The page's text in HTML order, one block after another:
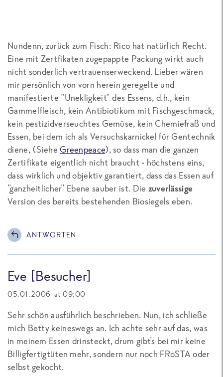
Nundenn, zurück zum Fisch: Rico hat natürlich Recht.
Eine mit Zertfikaten zugepappte Packung wirkt auch
nicht sonderlich vertrauenserweckend. Lieber wären
mir persönlich von vorn herein geregelte und
manifestierte "Unekligkeit" des Essens, d.h., kein
Gammelfleisch, kein Antibiotikum mit Fischgeschmack,
kein pestizidverseuchtes Gemüse, kein Chemiefraß und
Essen, bei dem ich als Versuchskarnickel für Gentechnik
diene, (SieheGreenpeace), so dass man die ganzen
Zertifikate eigentlich nicht braucht - höchstens eins,
dass wirklich und objektiv garantiert, dass das Essen auf
"ganzheitlicher" Ebene sauber ist. Die zuverlässige
Version des bereits bestehenden Biosiegels eben.
ANTWORTEN
Eve [Besucher]
05.01.2006 at 09:00
Sehr schön ausführlich beschrieben. Nun, ich schließe
mich Betty keineswegs an. Ich achte sehr auf das, was
in meinem Essen drinsteckt, drum gibt's bei mir keine
Billigfertigtüten mehr, sondern nur noch FRoSTA oder
selbst gekocht.